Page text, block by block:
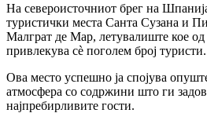
На североисточниот брег на
туристички места Санта Сузана и
Малграт де Мар, летувалиште кое
привлекува сè поголем број туристи.
Ова место успешно ја спојува
атмосфера со содржини што ги
најпребирливите гости.